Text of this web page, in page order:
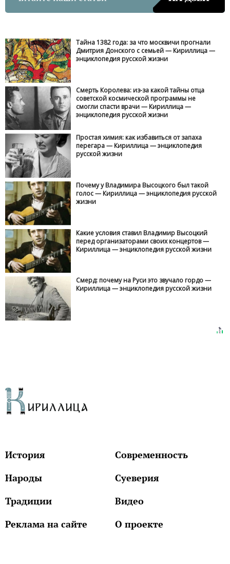
Тайна 1382 года: за что москвичи прогнали
Дмитрия Донского с семьей — Кириллица —
энциклопедия русской жизни
Смерть Королева: из-за какой тайны отца
советской космической программы не
смогли спасти врачи — Кириллица —
энциклопедия русской жизни
Простая химия: как избавиться от запаха
перегара — Кириллица — энциклопедия
русской жизни
Почему у Владимира Высоцкого был такой
голос — Кириллица — энциклопедия русской
жизни
Какие условия ставил Владимир Высоцкий
перед организаторами своих концертов —
Кириллица — энциклопедия русской жизни
Смерд: почему на Руси это звучало гордо —
Кириллица — энциклопедия русской жизни
История
Современность
Народы
Суеверия
Традиции
Видео
Реклама на сайте
О проекте